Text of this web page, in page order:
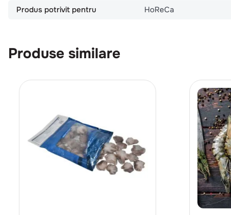
Produs potrivit pentru
HoReCa
Produse similare